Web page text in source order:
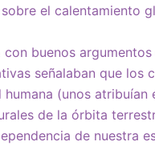
el calentamiento
buenos
señalaban que los
(unos
de la órbita
de nuestra